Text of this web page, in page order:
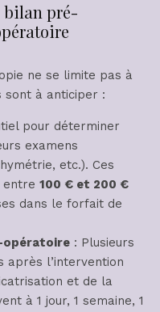
bilan pré-
ne se limite pas à
sont à anticiper :
pour déterminer
examens
etc.). Ces
entre 100 € et 200 €
dans le forfait de
opératoire : Plusieurs
après l’intervention
et de la
à 1 jour, 1 semaine, 1